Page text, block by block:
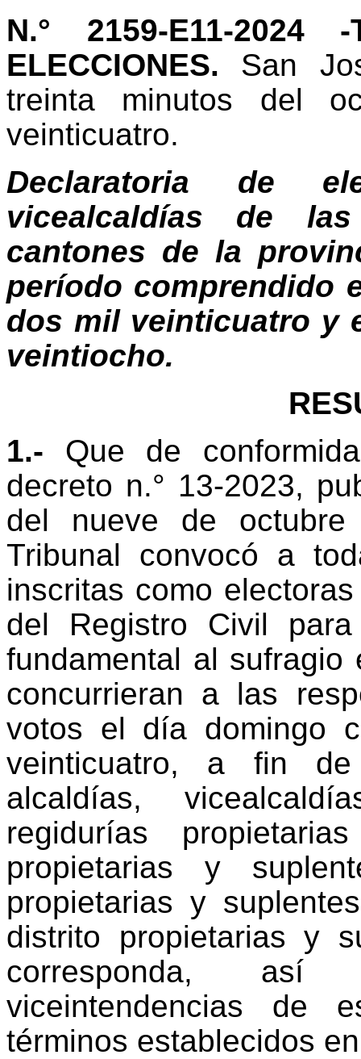
N.° 2159-E11-2024
ELECCIONES. San
treinta minutos del
veinticuatro.
Declaratoria de
vicealcaldías de
cantones de la
período comprendido
dos mil veinticuatro y
veintiocho.
1.- Que de
decreto n.° 13-2023,
del nueve de
Tribunal convocó a
inscritas como
del Registro Civil
fundamental al
concurrieran a las
votos el día domingo
veinticuatro, a fin
alcaldías,
regidurías
propietarias y
propietarias y
distrito propietarias y
corresponda,
viceintendencias de
términos establecidos